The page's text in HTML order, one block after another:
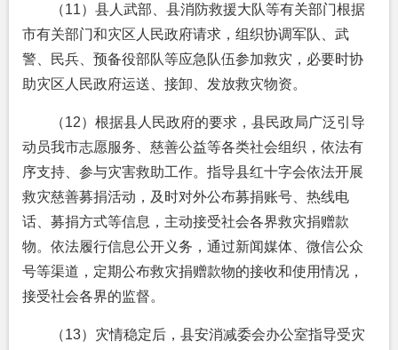
（11）县人武部、县消防救援大队等有关部门根据
市有关部门和灾区人民政府请求，组织协调军队、武
警、民兵、预备役部队等应急队伍参加救灾，必要时协
助灾区人民政府运送、接卸、发放救灾物资。
（12）根据县人民政府的要求，县民政局广泛引导
动员我市志愿服务、慈善公益等各类社会组织，依法有
序支持、参与灾害救助工作。指导县红十字会依法开展
救灾慈善募捐活动，及时对外公布募捐账号、热线电
话、募捐方式等信息，主动接受社会各界救灾捐赠款
物。依法履行信息公开义务，通过新闻媒体、微信公众
号等渠道，定期公布救灾捐赠款物的接收和使用情况，
接受社会各界的监督。
（13）灾情稳定后，县安消减委会办公室指导受灾